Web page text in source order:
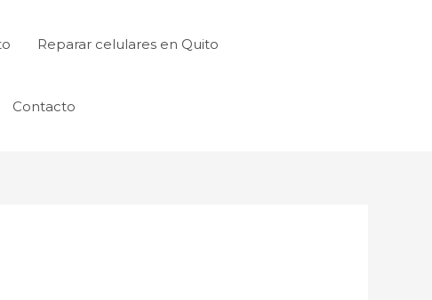
Reparar celulares en Quito
Contacto